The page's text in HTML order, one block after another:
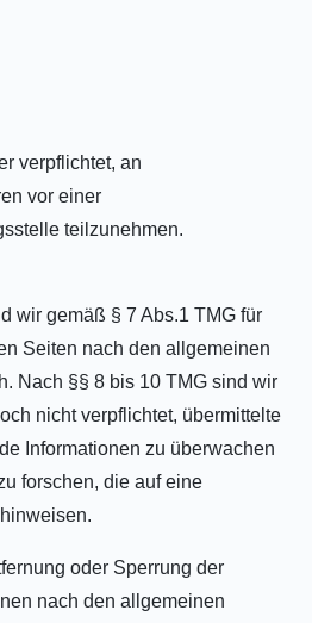
verpflichtet, an
vor einer
teilzunehmen.
wir gemäß § 7 Abs.1 TMG für
Seiten nach den allgemeinen
Nach §§ 8 bis 10 TMG sind wir
nicht verpflichtet, übermittelte
Informationen zu überwachen
forschen, die auf eine
oder Sperrung der
nach den allgemeinen